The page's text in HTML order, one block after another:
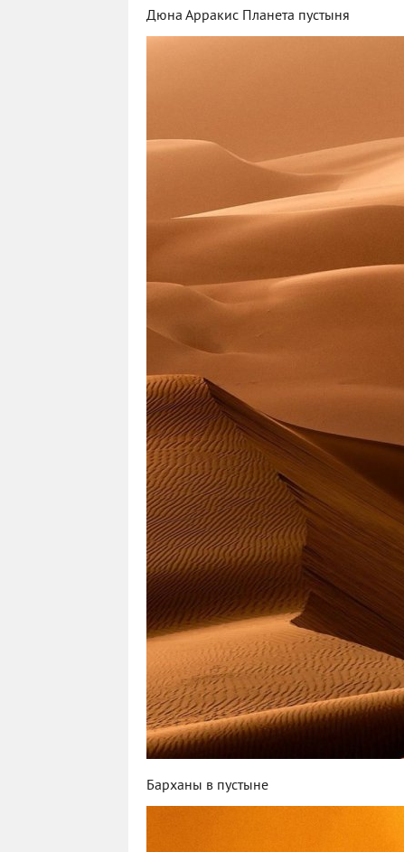
Дюна Арракис Планета пустыня
Барханы в пустыне